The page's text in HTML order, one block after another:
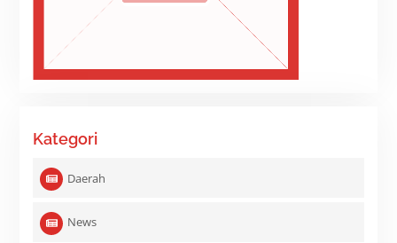
Kategori
Daerah
News